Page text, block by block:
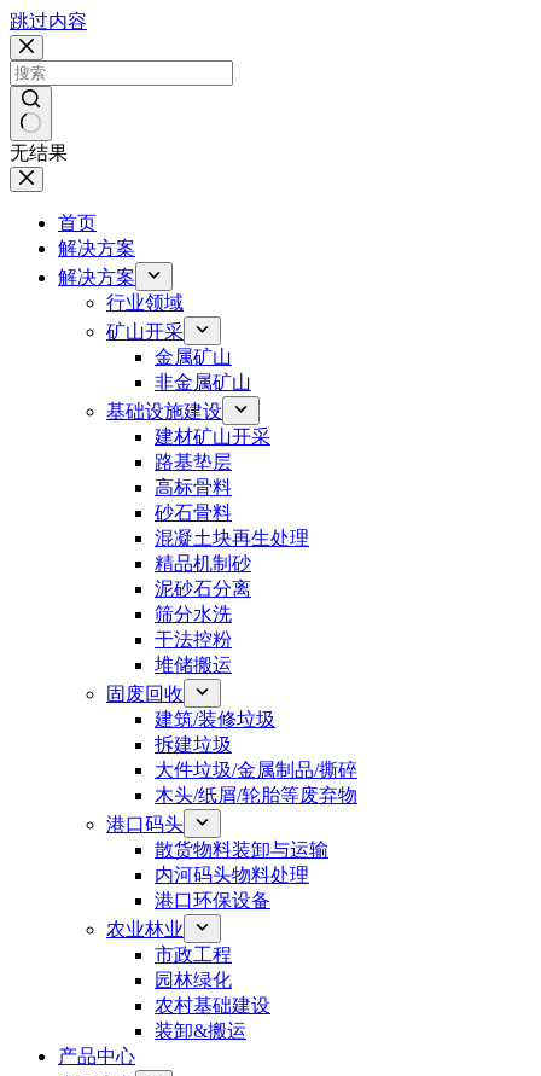
跳过内容
无结果
首页
解决方案
解决方案
行业领域
矿山开采
金属矿山
非金属矿山
基础设施建设
建材矿山开采
路基垫层
高标骨料
砂石骨料
混凝土块再生处理
精品机制砂
泥砂石分离
筛分水洗
干法控粉
堆储搬运
固废回收
建筑/装修垃圾
拆建垃圾
大件垃圾/金属制品/撕碎
木头/纸屑/轮胎等废弃物
港口码头
散货物料装卸与运输
内河码头物料处理
港口环保设备
农业林业
市政工程
园林绿化
农村基础建设
装卸&搬运
产品中心